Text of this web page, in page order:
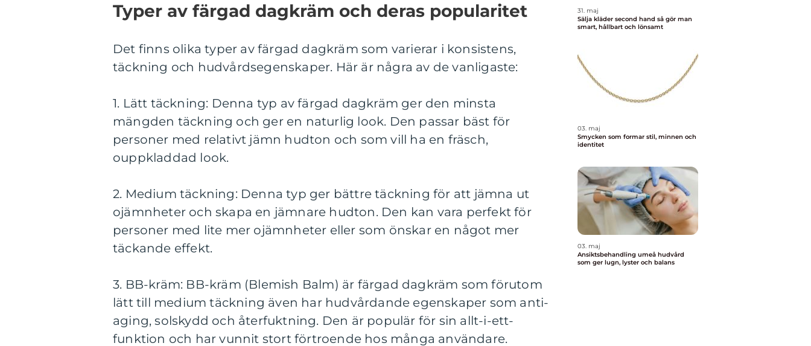
Typer av färgad dagkräm och deras popularitet
Det finns olika typer av färgad dagkräm som varierar i konsistens,
täckning och hudvårdsegenskaper. Här är några av de vanligaste:
1. Lätt täckning: Denna typ av färgad dagkräm ger den minsta
mängden täckning och ger en naturlig look. Den passar bäst för
personer med relativt jämn hudton och som vill ha en fräsch,
ouppkladdad look.
2. Medium täckning: Denna typ ger bättre täckning för att jämna ut
ojämnheter och skapa en jämnare hudton. Den kan vara perfekt för
personer med lite mer ojämnheter eller som önskar en något mer
täckande effekt.
3. BB-kräm: BB-kräm (Blemish Balm) är färgad dagkräm som förutom
lätt till medium täckning även har hudvårdande egenskaper som anti-
aging, solskydd och återfuktning. Den är populär för sin allt-i-ett-
funktion och har vunnit stort förtroende hos många användare.
31. maj
Sälja kläder second hand så gör man
smart, hållbart och lönsamt
03. maj
Smycken som formar stil, minnen och
identitet
03. maj
Ansiktsbehandling umeå hudvård
som ger lugn, lyster och balans